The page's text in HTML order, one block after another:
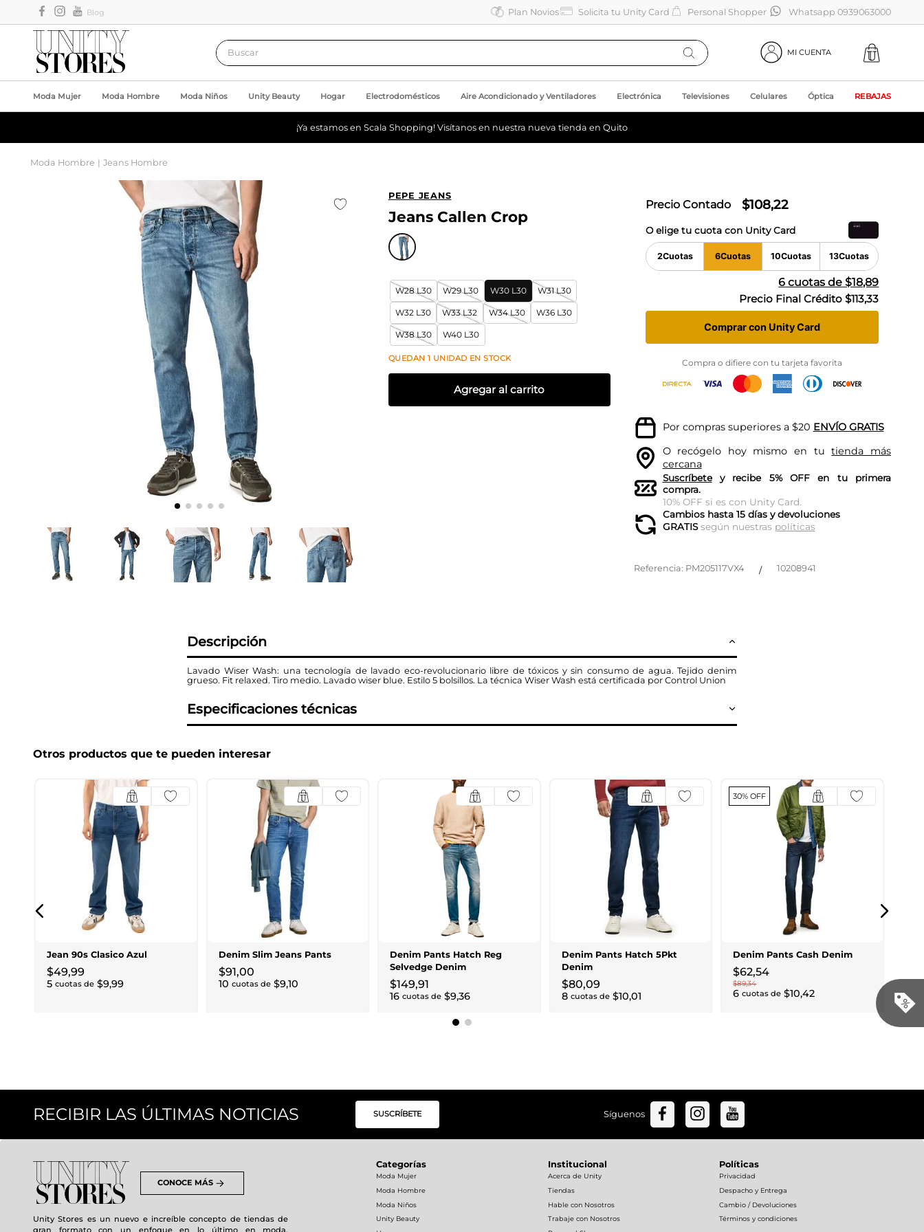
Blog Plan Novios Solicita tu Unity Card Personal Shopper Whatsapp 0939063000
Buscar
MI CUENTA
Moda Mujer Moda Hombre Moda Niños Unity Beauty Hogar Electrodomésticos Aire Acondicionado y Ventiladores Electrónica Televisiones Celulares Óptica REBAJAS
¡Ya estamos en Scala Shopping! Visítanos en nuestra nueva tienda en Quito
Moda Hombre Jeans Hombre
PEPE JEANS
Jeans Callen Crop
W28 L30 W29 L30 W30 L30 W31 L30
W32 L30 W33 L32 W34 L30 W36 L30
W38 L30 W40 L30
QUEDAN 1 UNIDAD EN STOCK
Agregar al carrito
Precio Contado $108,22
O elige tu cuota con Unity Card
2Cuotas 6Cuotas 10Cuotas 13Cuotas
6 cuotas de $18,89
Precio Final Crédito $113,33
Comprar con Unity Card
Compra o difiere con tu tarjeta favorita
Por compras superiores a $20 ENVÍO GRATIS
O recógelo hoy mismo en tutienda más
cercana
Suscríbetey recibe 5% OFF en tu primera
compra.
10% OFF si es con Unity Card.
Cambios hasta 15 días y devoluciones
GRATISsegún nuestras políticas
Referencia: PM205117VX4 / 10208941
Descripción
Lavado Wiser Wash: una tecnología de lavado eco-revolucionario libre de tóxicos y sin consumo de agua. Tejido denim
grueso. Fit relaxed. Tiro medio. Lavado wiser blue. Estilo 5 bolsillos. La técnica Wiser Wash está certificada por Control Union
Especificaciones técnicas
Otros productos que te pueden interesar
Jean 90s Clasico Azul
$49,99
5 cuotas de $9,99
Denim Slim Jeans Pants
$91,00
10 cuotas de $9,10
Denim Pants Hatch Reg
Selvedge Denim
$149,91
16 cuotas de $9,36
Denim Pants Hatch 5Pkt
Denim
$80,09
8 cuotas de $10,01
30% OFF
Denim Pants Cash Denim
$62,54
$89,34
6 cuotas de $10,42
RECIBIR LAS ÚLTIMAS NOTICIAS SUSCRÍBETE Síguenos
CONOCE MÁS
Unity Stores es un nuevo e increíble concepto de tiendas de
gran formato con un enfoque en lo último en moda,
Categorías
Moda Mujer
Moda Hombre
Moda Niños
Unity Beauty
Institucional
Acerca de Unity
Tiendas
Hable con Nosotros
Trabaje con Nosotros
Políticas
Privacidad
Despacho y Entrega
Cambio / Devoluciones
Términos y condiciones